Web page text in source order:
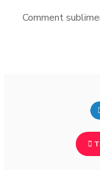
Comment